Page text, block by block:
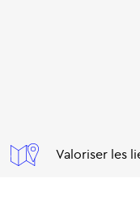
Valoriser les